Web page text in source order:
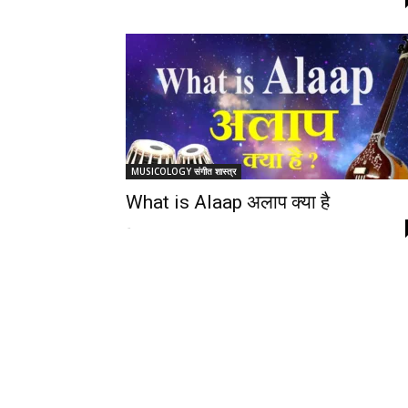
MUSICOLOGY संगीत शास्त्र
What is Alaap अलाप क्या है
-